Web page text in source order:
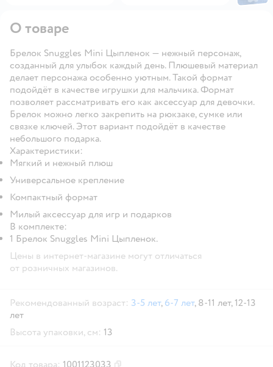
О товаре
Брелок Snuggles Mini Цыпленок — нежный персонаж,
созданный для улыбок каждый день. Плюшевый материал
делает персонажа особенно уютным. Такой формат
подойдёт в качестве игрушки для мальчика. Формат
позволяет рассматривать его как аксессуар для девочки.
Брелок можно легко закрепить на рюкзаке, сумке или
связке ключей. Этот вариант подойдёт в качестве
небольшого подарка.
Характеристики:
Мягкий и нежный плюш
Универсальное крепление
Компактный формат
Милый аксессуар для игр и подарков
В комплекте:
1 Брелок Snuggles Mini Цыпленок.
Цены в интернет-магазине могут отличаться
от розничных магазинов.
Рекомендованный возраст: 3-5 лет, 6-7 лет, 8-11 лет,12-13
лет
Высота упаковки, см: 13
Код товара: 1001123033